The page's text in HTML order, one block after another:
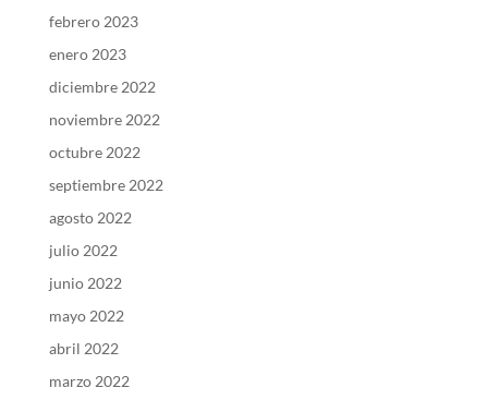
febrero 2023
enero 2023
diciembre 2022
noviembre 2022
octubre 2022
septiembre 2022
agosto 2022
julio 2022
junio 2022
mayo 2022
abril 2022
marzo 2022